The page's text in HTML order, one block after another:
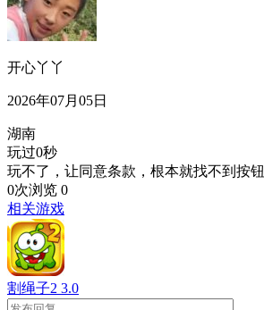
开心丫丫
2026年07月05日
湖南
玩过0秒
玩不了，让同意条款，根本就找不到按钮
0次浏览 0
相关游戏
割绳子2 3.0